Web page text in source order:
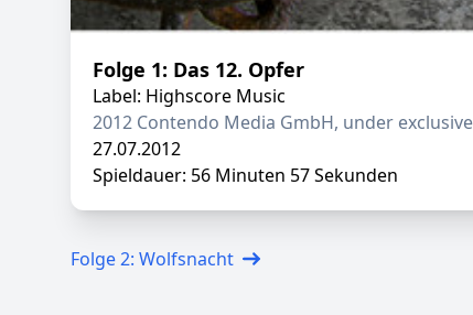
Folge 1: Das 12. Opfer
Label: Highscore Music
2012 Contendo Media GmbH, under
27.07.2012
Spieldauer: 56 Minuten 57 Sekunden
Folge 2: Wolfsnacht